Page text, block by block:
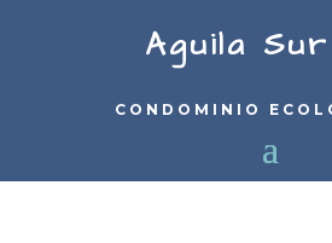
Aguila Sur
CONDOMINIO